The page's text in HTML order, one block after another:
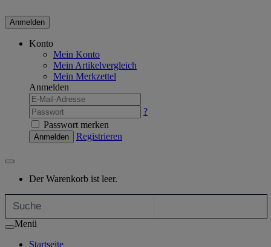
Anmelden
Konto
Mein Konto
Mein Artikelvergleich
Mein Merkzettel
Anmelden
?
Passwort merken
Anmelden Registrieren
Der Warenkorb ist leer.
Menü
Startseite